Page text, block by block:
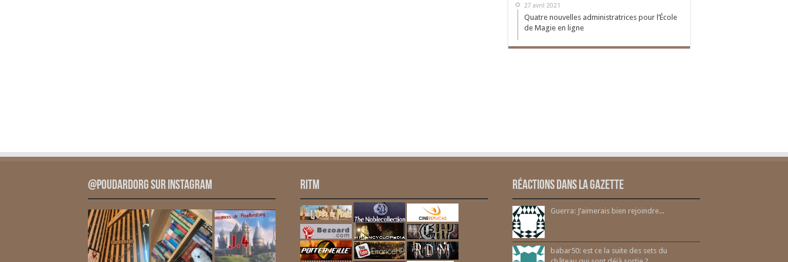
27 avril 2021
Quatre nouvelles administratrices pour l’École
de Magie en ligne
@PoudardOrg sur Instagram RITM Réactions dans la gazette
Guerra: J’aimerais bien rejoindre...
babar50: est ce la suite des sets du